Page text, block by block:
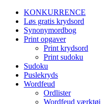
KONKURRENCE
Løs gratis krydsord
Synonymordbog
Print opgaver
Print krydsord
Print sudoku
Sudoku
Puslekryds
Wordfeud
Ordlister
Wordfeud værktøj